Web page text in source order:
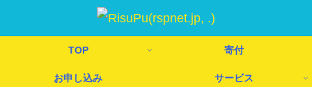
TOP 寄付
お申し込み サービス